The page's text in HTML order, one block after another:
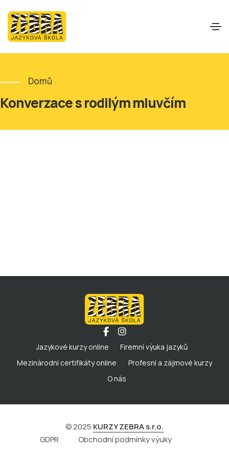
Domů
Konverzace s rodilým mluvčím
Jazykové kurzy online
Firemní výuka jazyků
Mezinárodní certifikáty online
Profesní a zájmové kurzy
O nás
© 2025 KURZY ZEBRA s.r.o.
GDPR
Obchodní podmínky výuky